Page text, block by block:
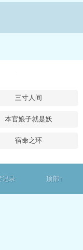
三寸人间
本官娘子就是妖
宿命之环
记录 顶部↑